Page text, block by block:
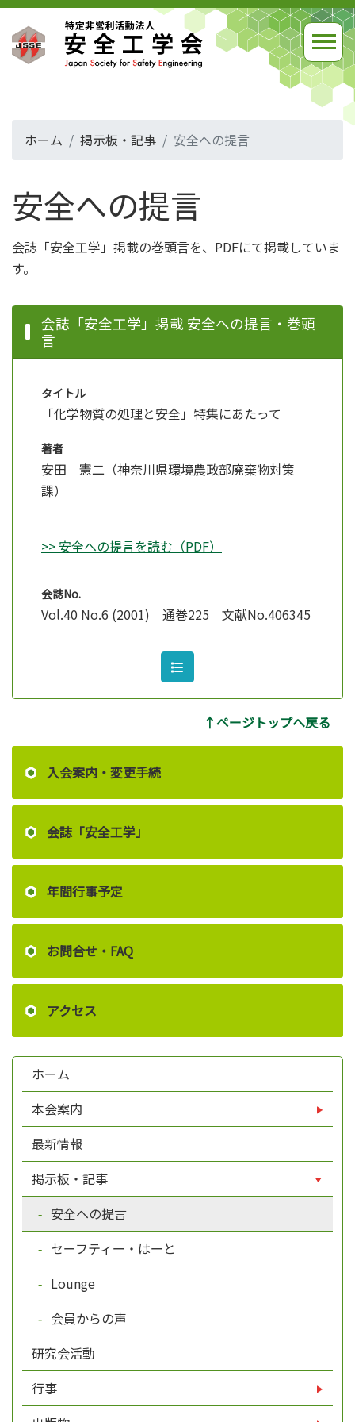
ホーム 掲示板・記事 安全への提言
入会案内・変更手続
会誌「安全工学」
年間行事予定
お問合せ・FAQ
アクセス
ホーム
本会案内
最新情報
掲示板・記事
安全への提言
セーフティー・はーと
Lounge
会員からの声
研究会活動
行事
安全への提言
会誌「安全工学」掲載の巻頭言を、PDFにて掲載していま
す。
会誌「安全工学」掲載 安全への提言・巻頭
言
タイトル
「化学物質の処理と安全」特集にあたって
著者
安田 憲二（神奈川県環境農政部廃棄物対策
課）
>> 安全への提言を読む（PDF）
会誌No.
Vol.40 No.6 (2001) 通巻225 文献No.406345
↑ページトップへ戻る